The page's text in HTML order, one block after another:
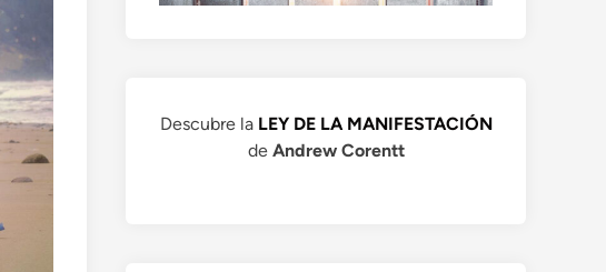
Descubre la LEY DE LA MANIFESTACIÓN
de Andrew Corentt